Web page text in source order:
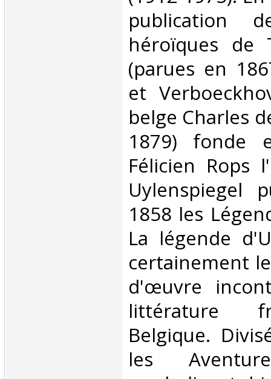
publication
héroïques de
(parues en
et
belge Charles
1879) fonde
Félicien Rops
Uylenspiegel
1858 les
La légende
certainement
d'œuvre
littérature
Belgique.
les